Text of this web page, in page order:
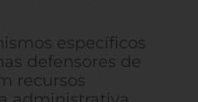
específicos
defensores de
recursos